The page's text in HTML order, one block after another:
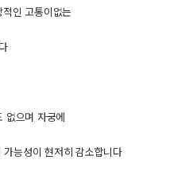
인 고통이없는
없으며 자궁에
능성이 현저히 감소합니다